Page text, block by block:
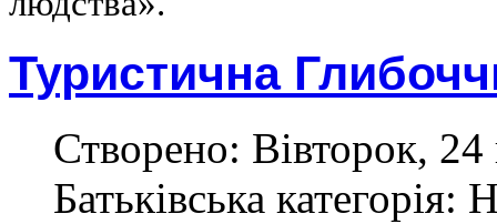
Туристична
Створено: Вівторок,
Батьківська категорія: